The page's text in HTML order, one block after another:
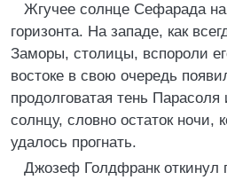
Жгучее солнце Сефарада
горизонта. На западе, как
Заморы, столицы, вспороли
востоке в свою очередь
продолговатая тень
солнцу, словно остаток ночи,
удалось прогнать.
Джозеф Голдфранк откинул